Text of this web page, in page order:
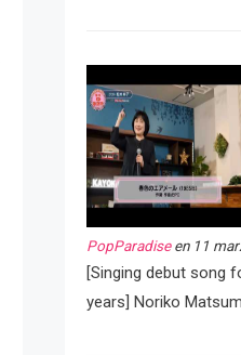
PopParadiseen 11
[Singing debut song
years] Noriko